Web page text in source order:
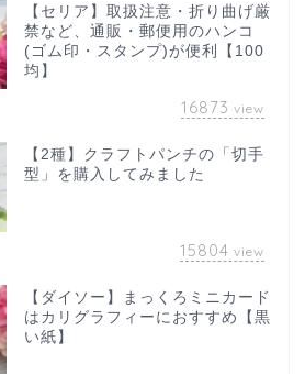
【セリア】取扱注意・折り曲げ厳
禁など、通販・郵便用のハンコ
(ゴム印・スタンプ)が便利【100
均】
16873 view
【2種】クラフトパンチの「切手
型」を購入してみました
15804 view
【ダイソー】まっくろミニカード
はカリグラフィーにおすすめ【黒
い紙】